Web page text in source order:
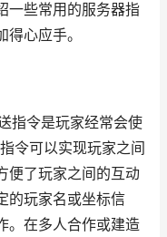
一些常用的服务器指
心应手。
指令是玩家经常会使
令可以实现玩家之间
便了玩家之间的互动
的玩家名或坐标信
。在多人合作或建造